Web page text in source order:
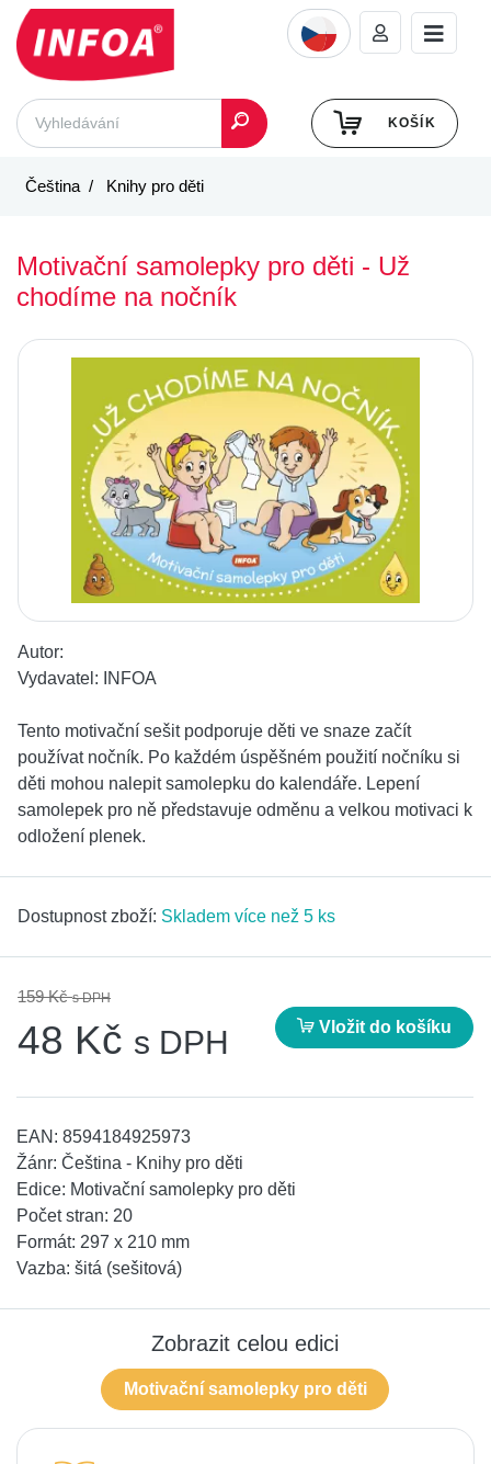
KOŠÍK
Čeština Knihy pro děti
Motivační samolepky pro děti - Už
chodíme na nočník
Autor:
Vydavatel:
INFOA
Tento motivační sešit podporuje děti ve snaze začít
používat nočník. Po každém úspěšném použití nočníku si
děti mohou nalepit samolepku do kalendáře. Lepení
samolepek pro ně představuje odměnu a velkou motivaci k
odložení plenek.
Dostupnost zboží: Skladem více než 5 ks
159 Kčs DPH
48 Kč s DPH Vložit do košíku
EAN: 8594184925973
Žánr: Čeština - Knihy pro děti
Edice: Motivační samolepky pro děti
Počet stran: 20
Formát: 297 x 210 mm
Vazba: šitá (sešitová)
Zobrazit celou edici
Motivační samolepky pro děti